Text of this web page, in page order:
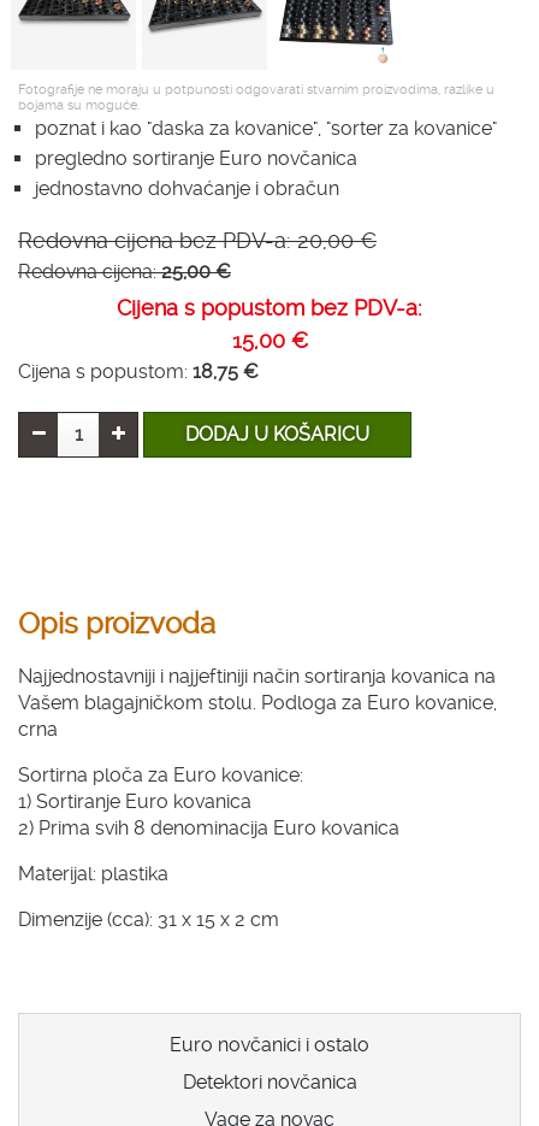
Fotografije ne moraju u potpunosti odgovarati stvarnim proizvodima, razlike u
bojama su moguće.
poznat i kao "daska za kovanice", "sorter za kovanice"
pregledno sortiranje Euro novčanica
jednostavno dohvaćanje i obračun
Redovna cijena bez PDV-a:20,00 €
Redovna cijena:25,00 €
Cijena s popustom bez PDV-a:
15,00 €
Cijena s popustom: 18,75 €
DODAJ U KOŠARICU
Opis proizvoda
Najjednostavniji i najjeftiniji način sortiranja kovanica na
Vašem blagajničkom stolu. Podloga za Euro kovanice,
crna
Sortirna ploča za Euro kovanice:
1) Sortiranje Euro kovanica
2) Prima svih 8 denominacija Euro kovanica
Materijal: plastika
Dimenzije (cca): 31 x 15 x 2 cm
Euro novčanici i ostalo
Detektori novčanica
Vage za novac